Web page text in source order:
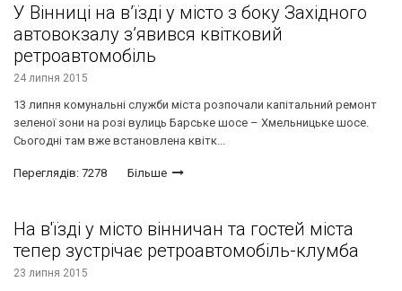
У Вінниці на в’їзді у місто з боку Західного
автовокзалу з’явився квітковий
ретроавтомобіль
24 липня 2015
13 липня комунальні служби міста розпочали капітальний ремонт
зеленої зони на розі вулиць Барське шосе – Хмельницьке шосе.
Сьогодні там вже встановлена квітк...
Переглядів: 7278 Більше
На в'їзді у місто вінничан та гостей міста
тепер зустрічає ретроавтомобіль-клумба
23 липня 2015